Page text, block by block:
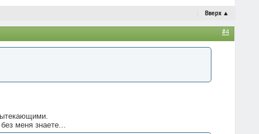
Вверх ▲
#4
меня знаете...